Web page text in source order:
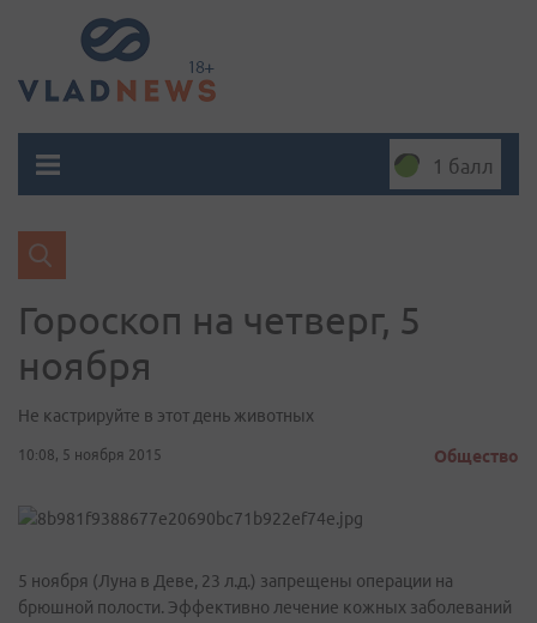
1 балл
Гороскоп на четверг, 5
ноября
Не кастрируйте в этот день животных
10:08, 5 ноября 2015 Общество
5 ноября (Луна в Деве, 23 л.д.) запрещены операции на
брюшной полости. Эффективно лечение кожных заболеваний